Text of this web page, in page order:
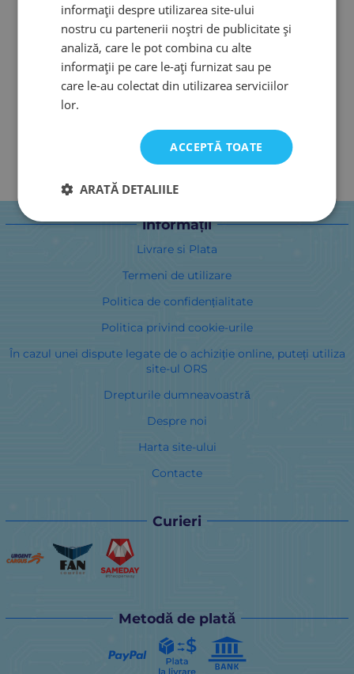
informații
Livrare si Plata
Termeni de utilizare
Politica de confidențialitate
Politica privind cookie-urile
În cazul unei dispute legate de o achiziție online, puteți utiliza
site-ul ORS
Drepturile dumneavoastră
Despre noi
Harta site-ului
Contacte
Curieri
Metodă de plată
informații despre utilizarea site-ului
nostru cu partenerii noștri de publicitate și
analiză, care le pot combina cu alte
informații pe care le-ați furnizat sau pe
care le-au colectat din utilizarea serviciilor
lor.
ACCEPTĂ TOATE
ARATĂ DETALIILE